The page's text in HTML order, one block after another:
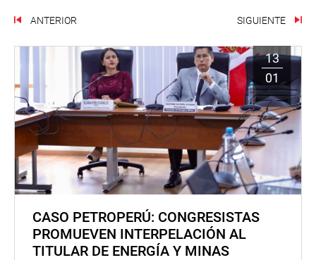
ANTERIOR SIGUIENTE
13
01
CASO PETROPERÚ: CONGRESISTAS
PROMUEVEN INTERPELACIÓN AL
TITULAR DE ENERGÍA Y MINAS